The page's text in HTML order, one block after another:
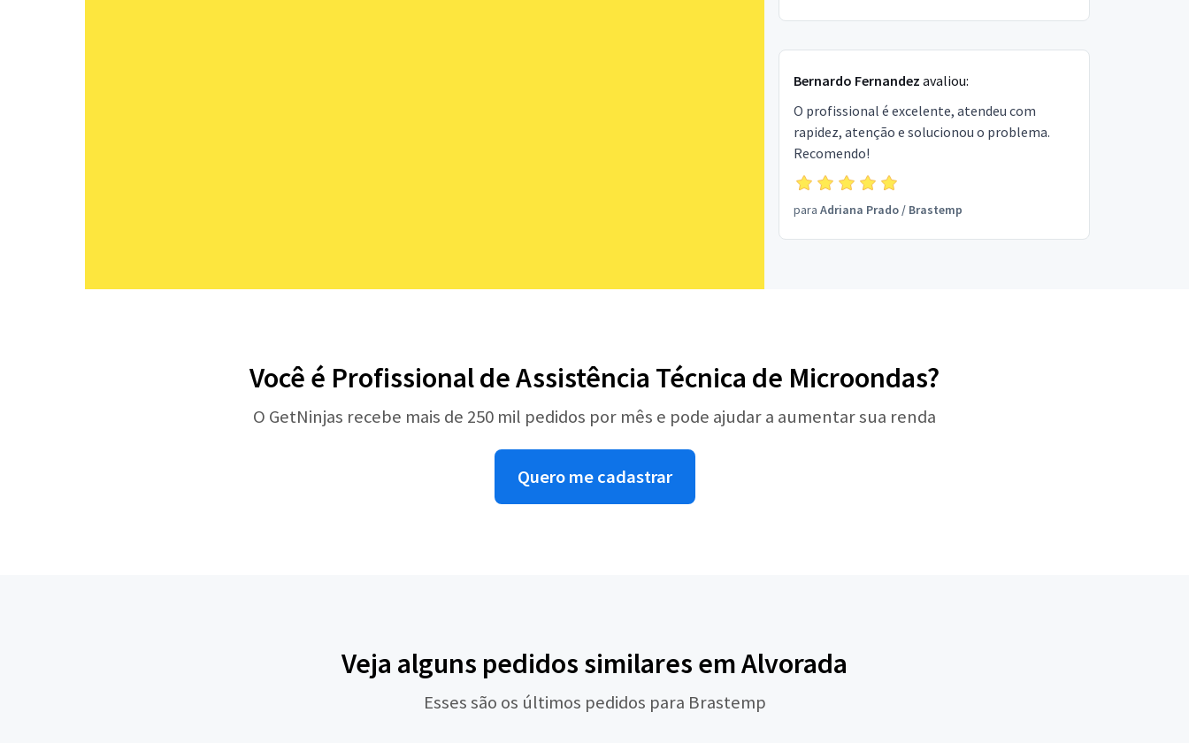
Bernardo Fernandez avaliou:
O profissional é excelente, atendeu com
rapidez, atenção e solucionou o problema.
Recomendo!
para Adriana Prado/ Brastemp
Você é Profissional de Assistência Técnica de Microondas?
O GetNinjas recebe mais de 250 mil pedidos por mês e pode ajudar a aumentar sua renda
Quero me cadastrar
Veja alguns pedidos similares em Alvorada
Esses são os últimos pedidos para Brastemp